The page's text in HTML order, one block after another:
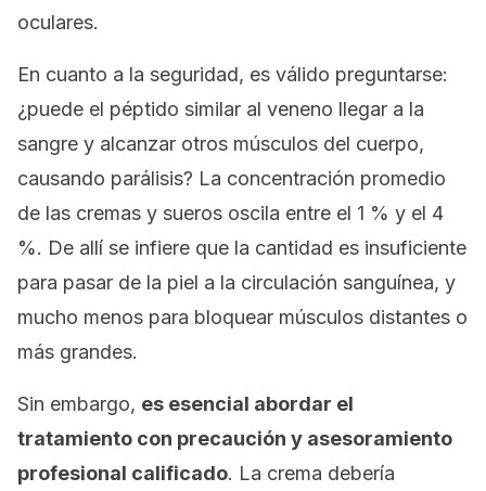
oculares.
En cuanto a la seguridad, es válido preguntarse:
¿puede el péptido similar al veneno llegar a la
sangre y alcanzar otros músculos del cuerpo,
causando parálisis? La concentración promedio
de las cremas y sueros oscila entre el 1 % y el 4
%. De allí se infiere que la cantidad es insuficiente
para pasar de la piel a la circulación sanguínea, y
mucho menos para bloquear músculos distantes o
más grandes.
Sin embargo, es esencial abordar el
tratamiento con precaución y asesoramiento
profesional calificado. La crema debería